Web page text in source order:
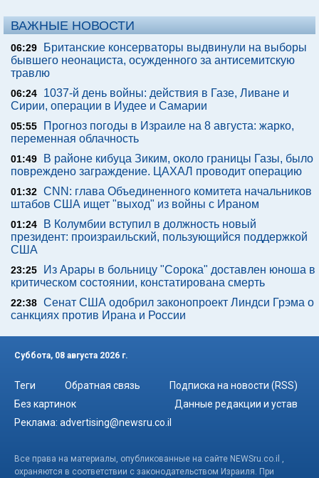
ВАЖНЫЕ НОВОСТИ
06:29
Британские консерваторы выдвинули на выборы
бывшего неонациста, осужденного за антисемитскую
травлю
06:24
1037-й день войны: действия в Газе, Ливане и
Сирии, операции в Иудее и Самарии
05:55
Прогноз погоды в Израиле на 8 августа: жарко,
переменная облачность
01:49
В районе кибуца Зиким, около границы Газы, было
повреждено заграждение. ЦАХАЛ проводит операцию
01:32 CNN: глава Объединенного комитета начальников
штабов США ищет "выход" из войны с Ираном
01:24
В Колумбии вступил в должность новый
президент: произраильский, пользующийся поддержкой
США
23:25
Из Арары в больницу "Сорока" доставлен юноша в
критическом состоянии, констатирована смерть
22:38 Сенат США одобрил законопроект Линдси Грэма о
санкциях против Ирана и России
Суббота, 08 августа 2026 г.
Теги Обратная связь
Подписка на новости (RSS)
Без картинок
Данные редакции и устав
Реклама: advertising@newsru.co.il
Все права на материалы, опубликованные на сайте NEWSru.co.il ,
охраняются в соответствии с законодательством Израиля. При